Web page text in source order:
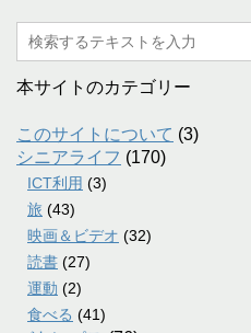
本サイトのカテゴリー
このサイトについて (3)
シニアライフ (170)
ICT利用 (3)
旅 (43)
映画＆ビデオ (32)
読書 (27)
運動 (2)
食べる (41)